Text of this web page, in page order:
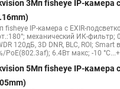
3Мп fisheye IP-камера c
fisheye IP-камера c EXIR-
механический ИК-
120дБ, 3D DNR, BLC, ROI;
PoE(802.3af); 6.4Вт макс; -10
5Мп fisheye IP-камера c